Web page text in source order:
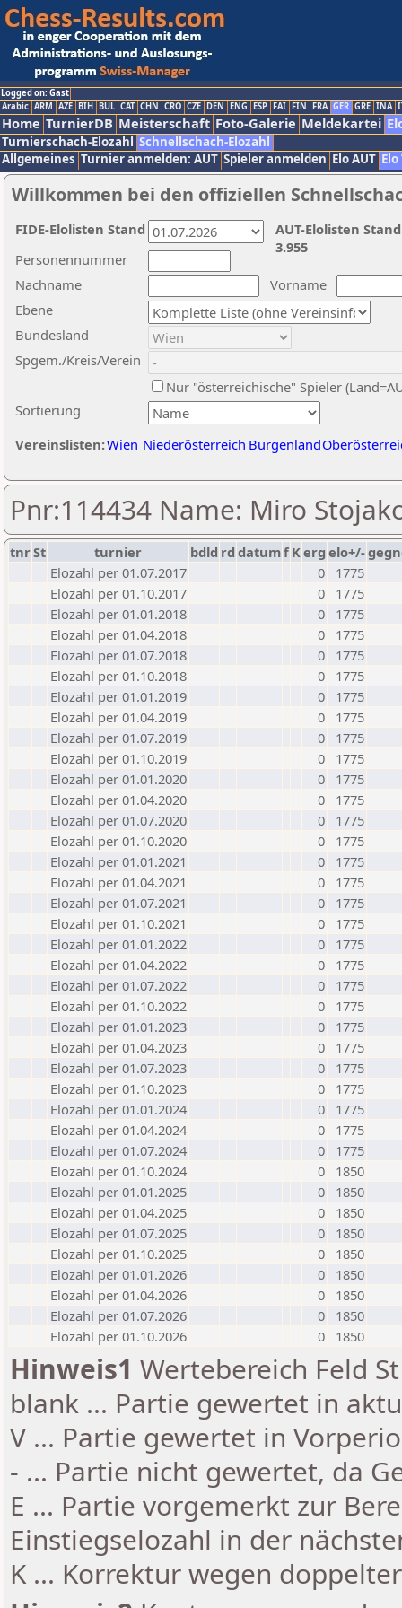
Logged on: Gast
Arabic ARM AZE BIH BUL CAT CHN CRO CZE DEN ENG ESP FAI FIN FRA GER GRE INA
Home TurnierDB Meisterschaft Foto-Galerie Meldekartei
Turnierschach-Elozahl Schnellschach-Elozahl
Allgemeines Turnier anmelden: AUT Spieler anmelden Elo AUT
Willkommen bei den offiziellen
Nachname
Vorname
Ebene
Sortierung
Personennummer
Bundesland
Spgem./Kreis/Verein
Nur "österreichische" Spieler
Vereinslisten:Wien Niederösterreich Burgenland
AUT-Elolisten
3.955
FIDE-Elolisten Stand
Pnr:114434 Name: Miro
tnrSt turnier bdld rd datumf Kerg elo+/-
Elozahl per 01.07.2017
0
1775
Elozahl per 01.10.2017
0
1775
Elozahl per 01.01.2018
0
1775
Elozahl per 01.04.2018
0
1775
Elozahl per 01.07.2018
0
1775
Elozahl per 01.10.2018
0
1775
Elozahl per 01.01.2019
0
1775
Elozahl per 01.04.2019
0
1775
Elozahl per 01.07.2019
0
1775
Elozahl per 01.10.2019
0
1775
Elozahl per 01.01.2020
0
1775
Elozahl per 01.04.2020
0
1775
Elozahl per 01.07.2020
0
1775
Elozahl per 01.10.2020
0
1775
Elozahl per 01.01.2021
0
1775
Elozahl per 01.04.2021
0
1775
Elozahl per 01.07.2021
0
1775
Elozahl per 01.10.2021
0
1775
Elozahl per 01.01.2022
0
1775
Elozahl per 01.04.2022
0
1775
Elozahl per 01.07.2022
0
1775
Elozahl per 01.10.2022
0
1775
Elozahl per 01.01.2023
0
1775
Elozahl per 01.04.2023
0
1775
Elozahl per 01.07.2023
0
1775
Elozahl per 01.10.2023
0
1775
Elozahl per 01.01.2024
0
1775
Elozahl per 01.04.2024
0
1775
Elozahl per 01.07.2024
0
1775
Elozahl per 01.10.2024
0
1850
Elozahl per 01.01.2025
0
1850
Elozahl per 01.04.2025
0
1850
Elozahl per 01.07.2025
0
1850
Elozahl per 01.10.2025
0
1850
Elozahl per 01.01.2026
0
1850
Elozahl per 01.04.2026
0
1850
Elozahl per 01.07.2026
0
1850
Elozahl per 01.10.2026
0 1850
Hinweis1 Wertebereich Feld
blank ... Partie gewertet in
V ... Partie gewertet in
- ... Partie nicht gewertet, da
E ... Partie vorgemerkt zur
Einstiegselozahl in der
K ... Korrektur wegen